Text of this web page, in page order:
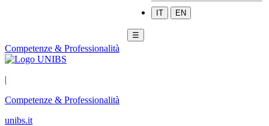
IT EN
☰
Competenze & Professionalità
|
Competenze & Professionalità
unibs.it